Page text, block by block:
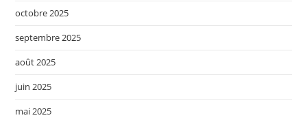
octobre 2025
septembre 2025
août 2025
juin 2025
mai 2025